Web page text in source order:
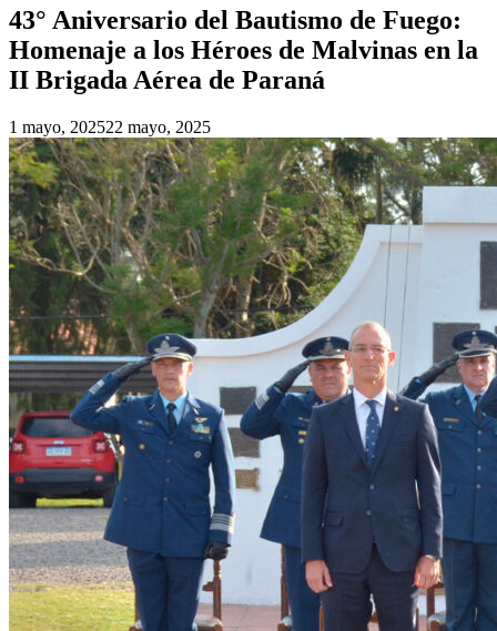
43° Aniversario del Bautismo de Fuego:
Homenaje a los Héroes de Malvinas en la
II Brigada Aérea de Paraná
1 mayo, 202522 mayo, 2025